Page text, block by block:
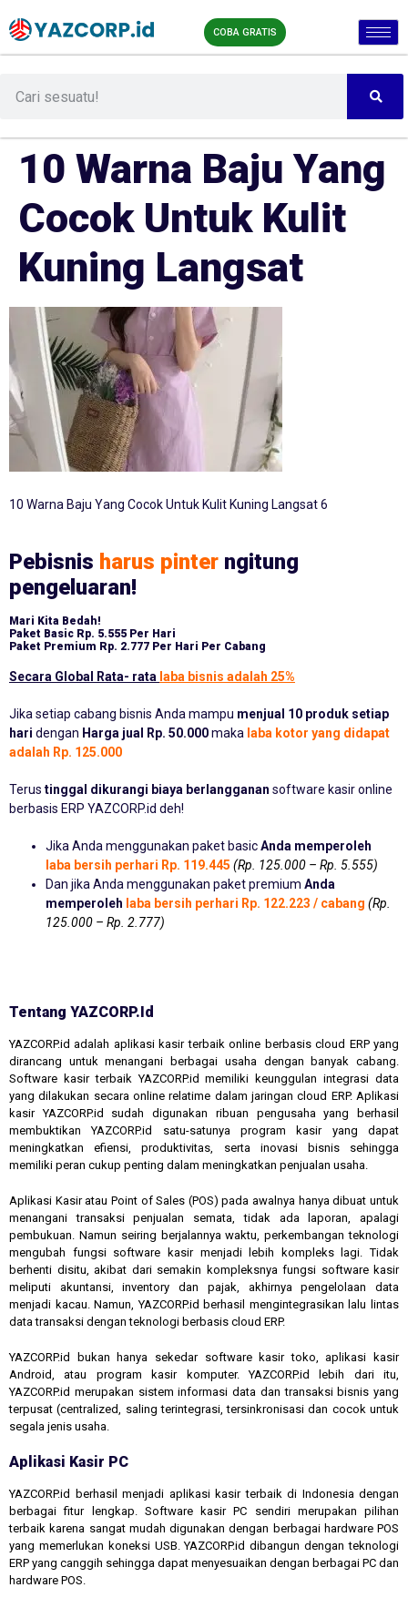
COBA GRATIS
10 Warna Baju Yang
Cocok Untuk Kulit
Kuning Langsat
10 Warna Baju Yang Cocok Untuk Kulit Kuning Langsat 6
Pebisnis harus pinter ngitung
pengeluaran!
Mari Kita Bedah!
Paket Basic Rp. 5.555 Per Hari
Paket Premium Rp. 2.777 Per Hari Per Cabang
Secara Global Rata- rata laba bisnis adalah 25%
Jika setiap cabang bisnis Anda mampu menjual 10 produk setiap
hari dengan Harga jual Rp. 50.000maka laba kotor yang didapat
adalah Rp. 125.000
Terus tinggal dikurangi biaya berlangganan software kasir online
berbasis ERP YAZCORP.id deh!
Jika Anda menggunakan paket basicAnda memperoleh
laba bersih perhari Rp. 119.445 (Rp. 125.000 – Rp. 5.555)
Dan jika Anda menggunakan paket premium Anda
memperoleh laba bersih perhari Rp. 122.223 / cabang (Rp.
125.000 – Rp. 2.777)
Tentang YAZCORP.id
YAZCORP.id adalah aplikasi kasir terbaik online berbasis cloud ERP yang
dirancang untuk menangani berbagai usaha dengan banyak cabang.
Software kasir terbaik YAZCORP.id memiliki keunggulan integrasi data
yang dilakukan secara online relatime dalam jaringan cloud ERP. Aplikasi
kasir YAZCORP.id sudah digunakan ribuan pengusaha yang berhasil
membuktikan YAZCORP.id satu-satunya program kasir yang dapat
meningkatkan efiensi, produktivitas, serta inovasi bisnis sehingga
memiliki peran cukup penting dalam meningkatkan penjualan usaha.
Aplikasi Kasir atau Point of Sales (POS) pada awalnya hanya dibuat untuk
menangani transaksi penjualan semata, tidak ada laporan, apalagi
pembukuan. Namun seiring berjalannya waktu, perkembangan teknologi
mengubah fungsi software kasir menjadi lebih kompleks lagi. Tidak
berhenti disitu, akibat dari semakin kompleksnya fungsi software kasir
meliputi akuntansi, inventory dan pajak, akhirnya pengelolaan data
menjadi kacau. Namun, YAZCORP.id berhasil mengintegrasikan lalu lintas
data transaksi dengan teknologi berbasis cloud ERP.
YAZCORP.id bukan hanya sekedar software kasir toko, aplikasi kasir
Android, atau program kasir komputer. YAZCORP.id lebih dari itu,
YAZCORP.id merupakan sistem informasi data dan transaksi bisnis yang
terpusat (centralized, saling terintegrasi, tersinkronisasi dan cocok untuk
segala jenis usaha.
Aplikasi Kasir PC
YAZCORP.id berhasil menjadi aplikasi kasir terbaik di Indonesia dengan
berbagai fitur lengkap. Software kasir PC sendiri merupakan pilihan
terbaik karena sangat mudah digunakan dengan berbagai hardware POS
yang memerlukan koneksi USB. YAZCORP.id dibangun dengan teknologi
ERP yang canggih sehingga dapat menyesuaikan dengan berbagai PC dan
hardware POS.